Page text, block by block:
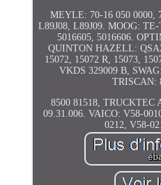
MEYLE: 70-16 050 0000,
L89J08, L89J09. MOOG:
5016605, 5016606.
QUINTON HAZELL:
15072, 15072 R, 15073,
VKDS 329009 B,
TRISCAN:
8500 81518, TRUCKTEC
09.31.006. VAICO: V58-
0212, V58-